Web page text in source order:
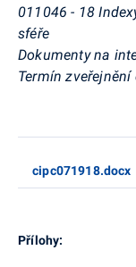
011046 - 18
sféře
Dokumenty na
Termín zveřejnění
cipc071918.docx
Přílohy: